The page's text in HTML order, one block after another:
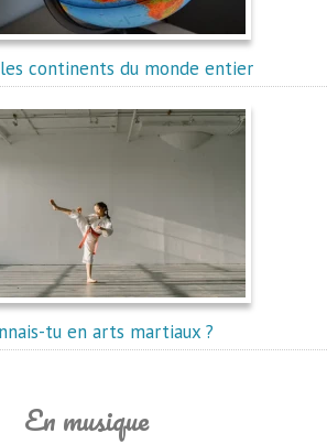
continents du monde entier
tu en arts martiaux ?
En musique